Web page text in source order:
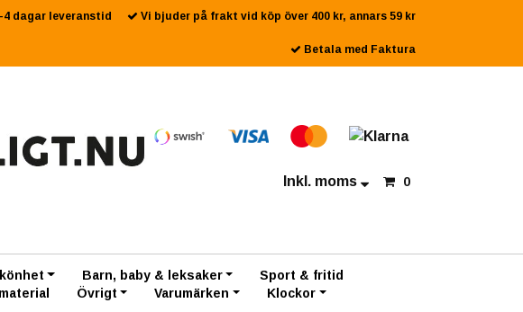
4 dagar leveranstid Vi bjuder på frakt vid köp över 400 kr, annars 59 kr
Betala med Faktura
Inkl. moms 0
Barn, baby & leksaker
Sport & fritid
Övrigt Varumärken Klockor